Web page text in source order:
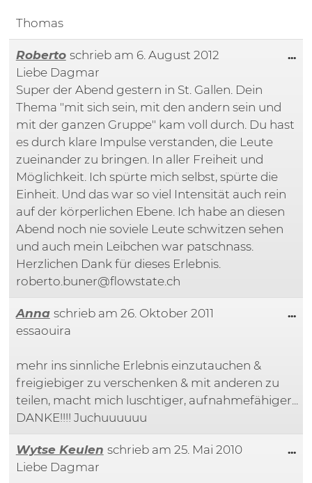
Thomas
Roberto schrieb am 6. August 2012
Liebe Dagmar
Super der Abend gestern in St. Gallen. Dein
Thema "mit sich sein, mit den andern sein und
mit der ganzen Gruppe" kam voll durch. Du hast
es durch klare Impulse verstanden, die Leute
zueinander zu bringen. In aller Freiheit und
Möglichkeit. Ich spürte mich selbst, spürte die
Einheit. Und das war so viel Intensität auch rein
auf der körperlichen Ebene. Ich habe an diesen
Abend noch nie soviele Leute schwitzen sehen
und auch mein Leibchen war patschnass.
Herzlichen Dank für dieses Erlebnis.
roberto.buner@flowstate.ch
...
Anna schrieb am 26. Oktober 2011
essaouira
mehr ins sinnliche Erlebnis einzutauchen &
freigiebiger zu verschenken & mit anderen zu
teilen, macht mich luschtiger, aufnahmefähiger...
DANKE!!!! Juchuuuuuu
...
Wytse Keulen schrieb am 25. Mai 2010
Liebe Dagmar
...